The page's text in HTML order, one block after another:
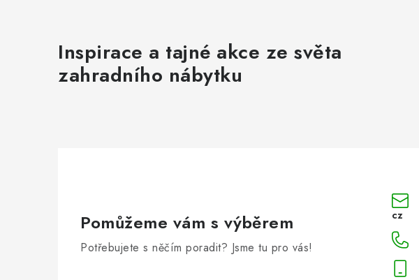
Inspirace a tajné akce ze světa
zahradního nábytku
Pomůžeme vám s výběrem
Potřebujete s něčím poradit? Jsme tu pro vás!
cz